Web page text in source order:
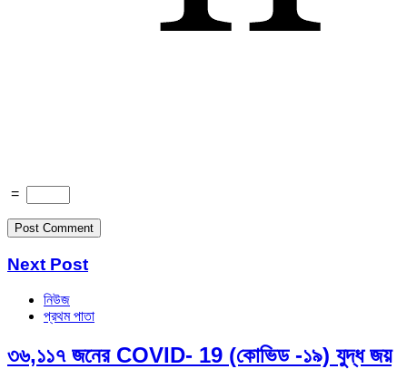
=
Next Post
নিউজ
প্রথম পাতা
৩৬,১১৭ জনের COVID- 19 (কোভিড -১৯) যুদ্ধ জয়